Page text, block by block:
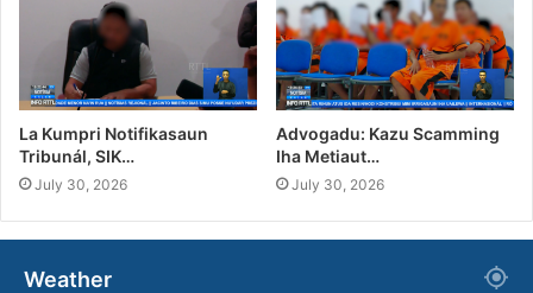
La Kumpri Notifikasaun
Tribunál, SIK…
July 30, 2026
Advogadu: Kazu Scamming
Iha Metiaut…
July 30, 2026
Weather